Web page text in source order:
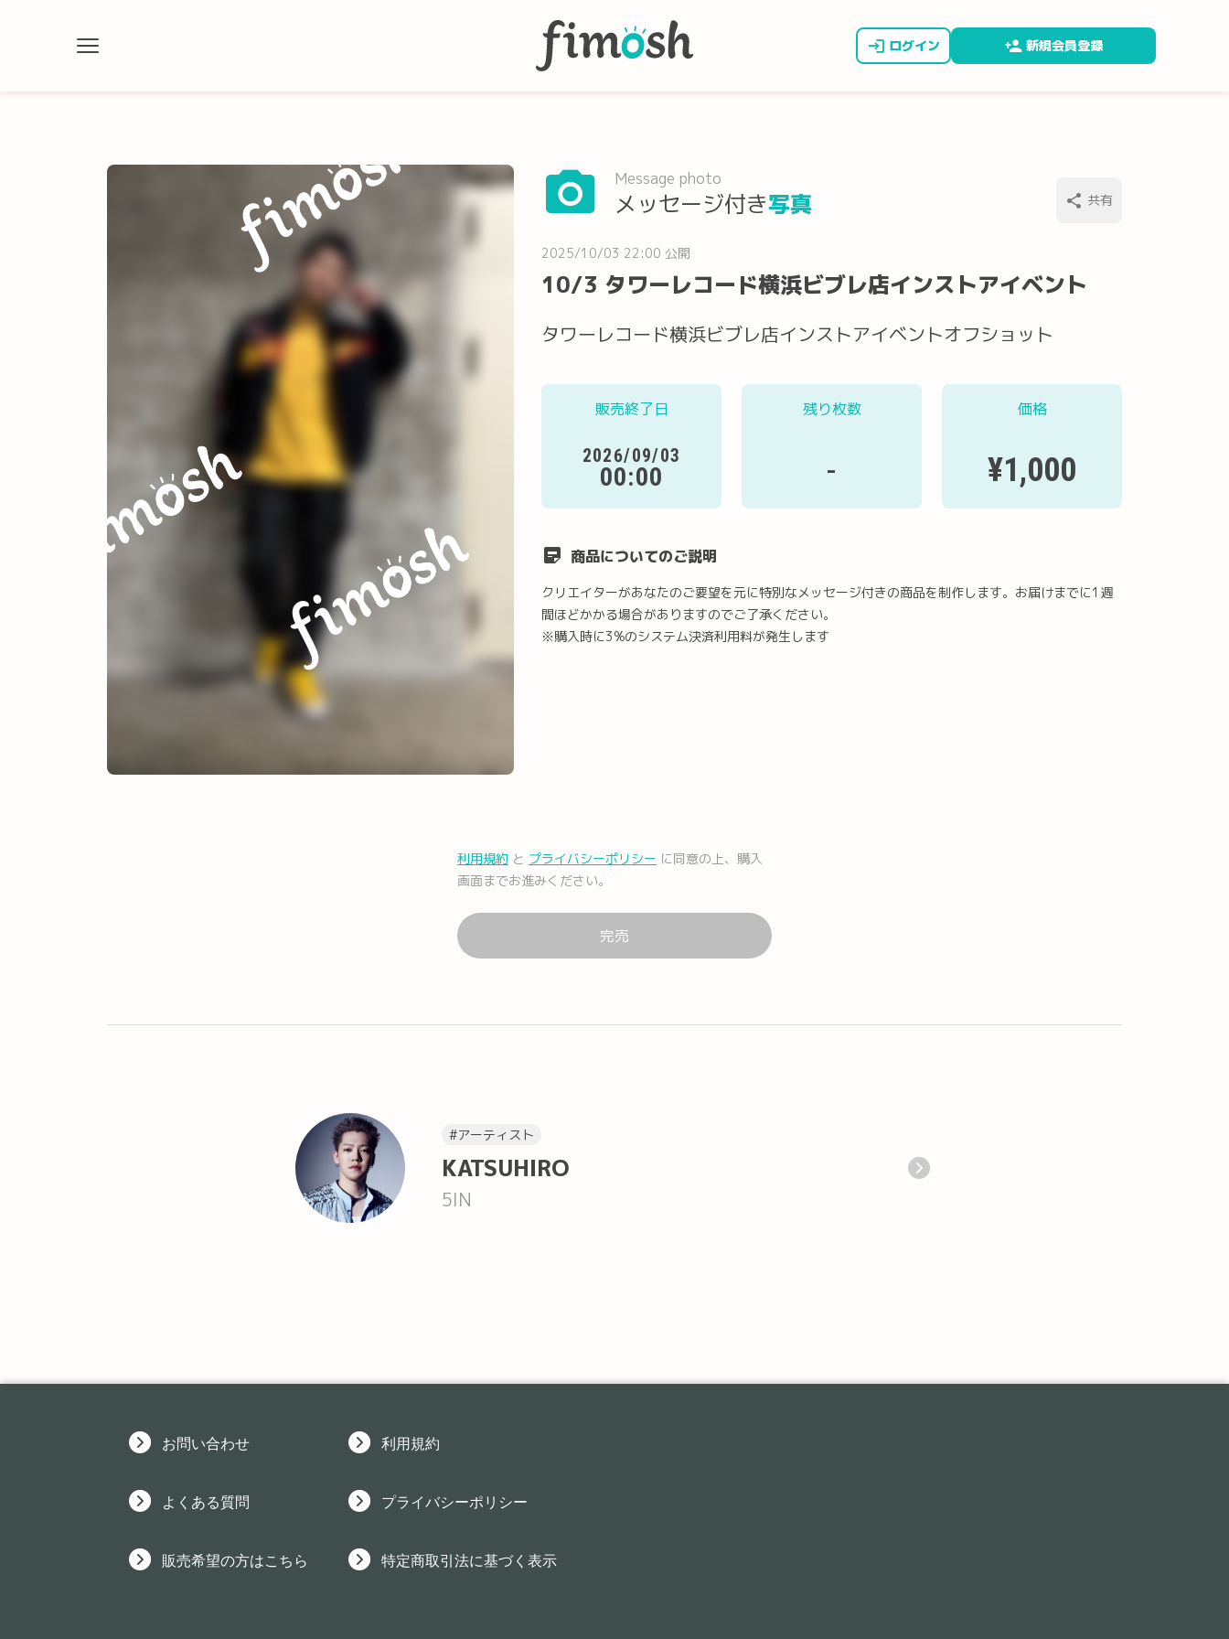
ログイン 新規会員登録
Message photo
メッセージ付き写真 共有
2025/10/03 22:00 公開
10/3 タワーレコード横浜ビブレ店インストアイベント
タワーレコード横浜ビブレ店インストアイベントオフショット
販売終了日
2026/09/03
00:00
残り枚数
-
価格
¥1,000
商品についてのご説明
クリエイターがあなたのご要望を元に特別なメッセージ付きの商品を制作します。お届けまでに1週
間ほどかかる場合がありますのでご了承ください。
※購入時に3%のシステム決済利用料が発生します
利用規約 と プライバシーポリシー に同意の上、購入
画面までお進みください。
完売
#アーティスト
KATSUHIRO
5IN
お問い合わせ
よくある質問
販売希望の方はこちら
利用規約
プライバシーポリシー
特定商取引法に基づく表示
Facebook